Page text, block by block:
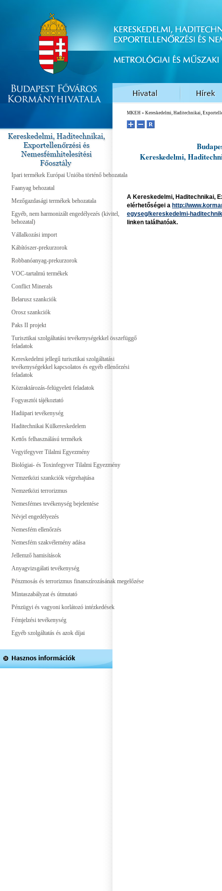
Ipari termékek Európai Unióba történő behozatala
Faanyag behozatal
Mezőgazdasági termékek behozatala
Egyéb, nem harmonizált engedélyezés (kivitel,
behozatal)
Vállalkozási import
Kábítószer-prekurzorok
Robbanóanyag-prekurzorok
VOC-tartalmú termékek
Conflict Minerals
Belarusz szankciók
Orosz szankciók
Paks II projekt
Turisztikai szolgáltatási tevékenységekkel összefüggő
feladatok
Kereskedelmi jellegű turisztikai szolgáltatási
tevékenységekkel kapcsolatos és egyéb ellenőrzési
feladatok
Közraktározás-felügyeleti feladatok
Fogyasztói tájékoztató
Hadiipari tevékenység
Haditechnikai Külkereskedelem
Kettős felhasználású termékek
Vegyifegyver Tilalmi Egyezmény
Biológiai- és Toxinfegyver Tilalmi Egyezmény
Nemzetközi szankciók végrehajtása
Nemzetközi terrorizmus
Nemesfémes tevékenység bejelentése
Névjel engedélyezés
Nemesfém ellenőrzés
Nemesfém szakvélemény adása
Jellemző hamisítások
Anyagvizsgálati tevékenység
Pénzmosás és terrorizmus finanszírozásának megelőzése
Mintaszabályzat és útmutató
Pénzügyi és vagyoni korlátozó intézkedések
Fémjelzési tevékenység
Egyéb szolgáltatás és azok díjai
MKEH » Kereskedelmi, Haditechnikai,
Kereskedelmi,
A Kereskedelmi, Haditechnikai,
elérhetőségei a http://
egyseg/kereskedelmi-
linken találhatóak.